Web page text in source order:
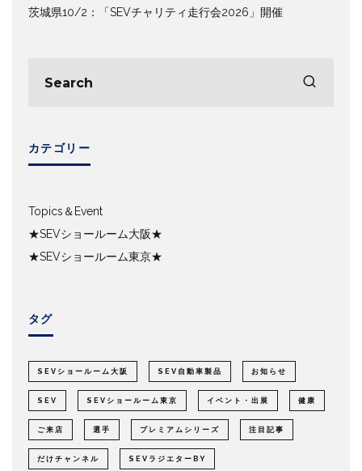
茨城県10/2：「SEVチャリティ走行会2026」開催
カテゴリー
Topics＆Event
★SEVショールーム大阪★
★SEVショールーム東京★
タグ
SEVショールーム大阪 SEV自動車製品 お知らせ
SEV SEVショールーム東京 イベント・出展 健康
ご来店 選手 プレミアムシリーズ 注目記事
だけチャンネル SEVラジエターBY